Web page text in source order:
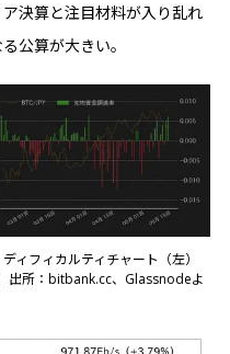
決算と注目材料が入り乱れ
公算が大きい。
ィフィカルティチャート（左）
所：bitbank.cc、Glassnodeよ